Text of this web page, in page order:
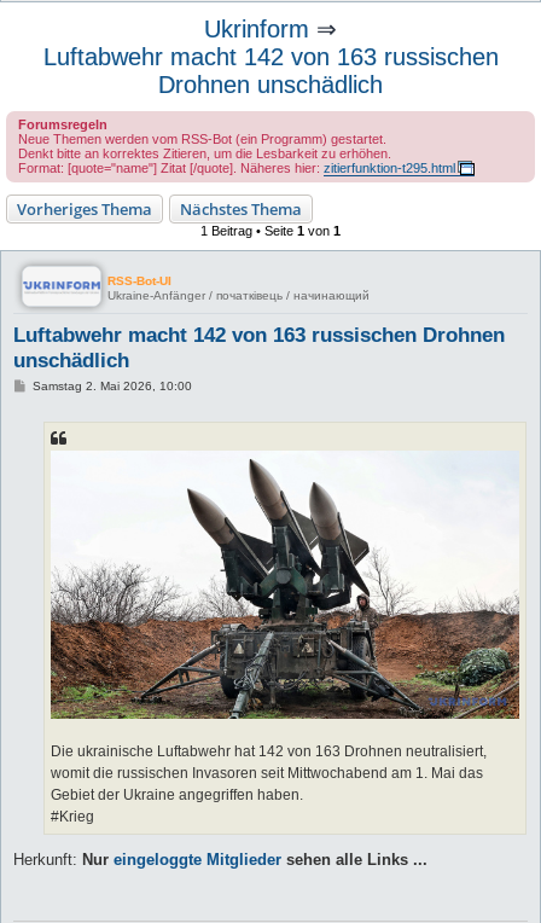
Ukrinform ⇒
Luftabwehr macht 142 von 163 russischen
Drohnen unschädlich
Forumsregeln
Neue Themen werden vom RSS-Bot (ein Programm) gestartet.
Denkt bitte an korrektes Zitieren, um die Lesbarkeit zu erhöhen.
Format: [quote="name"] Zitat [/quote]. Näheres hier: zitierfunktion-t295.html
Vorheriges Thema Nächstes Thema
1 Beitrag • Seite 1 von 1
RSS-Bot-UI
Ukraine-Anfänger / початківець / начинающий
Luftabwehr macht 142 von 163 russischen Drohnen
unschädlich
BSamstag 2. Mai 2026, 10:00
Die ukrainische Luftabwehr hat 142 von 163 Drohnen neutralisiert,
womit die russischen Invasoren seit Mittwochabend am 1. Mai das
Gebiet der Ukraine angegriffen haben.
#Krieg
Herkunft: Nur eingeloggte Mitglieder sehen alle Links ...